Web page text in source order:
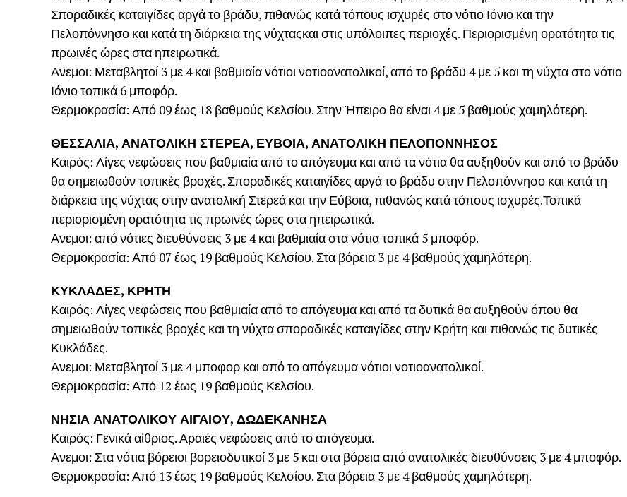
Σποραδικές καταιγίδες αργά το βράδυ, πιθανώς κατά τόπους ισχυρές στο νότιο Ιόνιο και την
Πελοπόννησο και κατά τη διάρκεια της νύχταςκαι στις υπόλοιπες περιοχές. Περιορισμένη ορατότητα τις
πρωινές ώρες στα ηπειρωτικά.
Ανεμοι: Μεταβλητοί 3 με 4 και βαθμιαία νότιοι νοτιοανατολικοί, από το βράδυ 4 με 5 και τη νύχτα στο νότιο
Ιόνιο τοπικά 6 μποφόρ.
Θερμοκρασία: Από 09 έως 18 βαθμούς Κελσίου. Στην Ήπειρο θα είναι 4 με 5 βαθμούς χαμηλότερη.
ΘΕΣΣΑΛΙΑ, ΑΝΑΤΟΛΙΚΗ ΣΤΕΡΕΑ, ΕΥΒΟΙΑ, ΑΝΑΤΟΛΙΚΗ ΠΕΛΟΠΟΝΝΗΣΟΣ
Καιρός: Λίγες νεφώσεις που βαθμιαία από το απόγευμα και από τα νότια θα αυξηθούν και από το βράδυ
θα σημειωθούν τοπικές βροχές. Σποραδικές καταιγίδες αργά το βράδυ στην Πελοπόννησο και κατά τη
διάρκεια της νύχτας στην ανατολική Στερεά και την Εύβοια, πιθανώς κατά τόπους ισχυρές.Τοπικά
περιορισμένη ορατότητα τις πρωινές ώρες στα ηπειρωτικά.
Ανεμοι: από νότιες διευθύνσεις 3 με 4 και βαθμιαία στα νότια τοπικά 5 μποφόρ.
Θερμοκρασία: Από 07 έως 19 βαθμούς Κελσίου. Στα βόρεια 3 με 4 βαθμούς χαμηλότερη.
ΚΥΚΛΑΔΕΣ, ΚΡΗΤΗ
Καιρός: Λίγες νεφώσεις που βαθμιαία από το απόγευμα και από τα δυτικά θα αυξηθούν όπου θα
σημειωθούν τοπικές βροχές και τη νύχτα σποραδικές καταιγίδες στην Κρήτη και πιθανώς τις δυτικές
Κυκλάδες.
Ανεμοι: Μεταβλητοί 3 με 4 μποφορ και από το απόγευμα νότιοι νοτιοανατολικοί.
Θερμοκρασία: Από 12 έως 19 βαθμούς Κελσίου.
ΝΗΣΙΑ ΑΝΑΤΟΛΙΚΟΥ ΑΙΓΑΙΟΥ, ΔΩΔΕΚΑΝΗΣΑ
Καιρός: Γενικά αίθριος. Αραιές νεφώσεις από το απόγευμα.
Ανεμοι: Στα νότια βόρειοι βορειοδυτικοί 3 με 5 και στα βόρεια από ανατολικές διευθύνσεις 3 με 4 μποφόρ.
Θερμοκρασία: Από 13 έως 19 βαθμούς Κελσίου. Στα βόρεια 3 με 4 βαθμούς χαμηλότερη.